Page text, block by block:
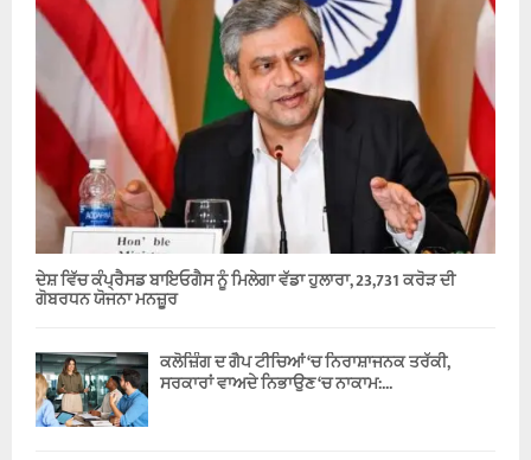
ਦੇਸ਼ ਵਿੱਚ ਕੰਪ੍ਰੈਸਡ ਬਾਇਓਗੈਸ ਨੂੰ ਮਿਲੇਗਾ ਵੱਡਾ ਹੁਲਾਰਾ, 23,731 ਕਰੋੜ ਦੀ
ਗੋਬਰਧਨ ਯੋਜਨਾ ਮਨਜ਼ੂਰ
ਕਲੋਜ਼ਿੰਗ ਦ ਗੈਪ ਟੀਚਿਆਂ ‘ਚ ਨਿਰਾਸ਼ਾਜਨਕ ਤਰੱਕੀ,
ਸਰਕਾਰਾਂ ਵਾਅਦੇ ਨਿਭਾਉਣ ‘ਚ ਨਾਕਾਮ:...